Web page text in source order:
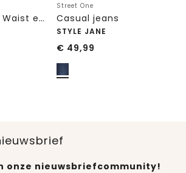
Jeans met Mid Waist en Wide Leg pijpen in een Loose Fit pasvorm
Street One
Casual jeans
STYLE JANE
€ 49,99
onze nieuwsbriefcommunity!